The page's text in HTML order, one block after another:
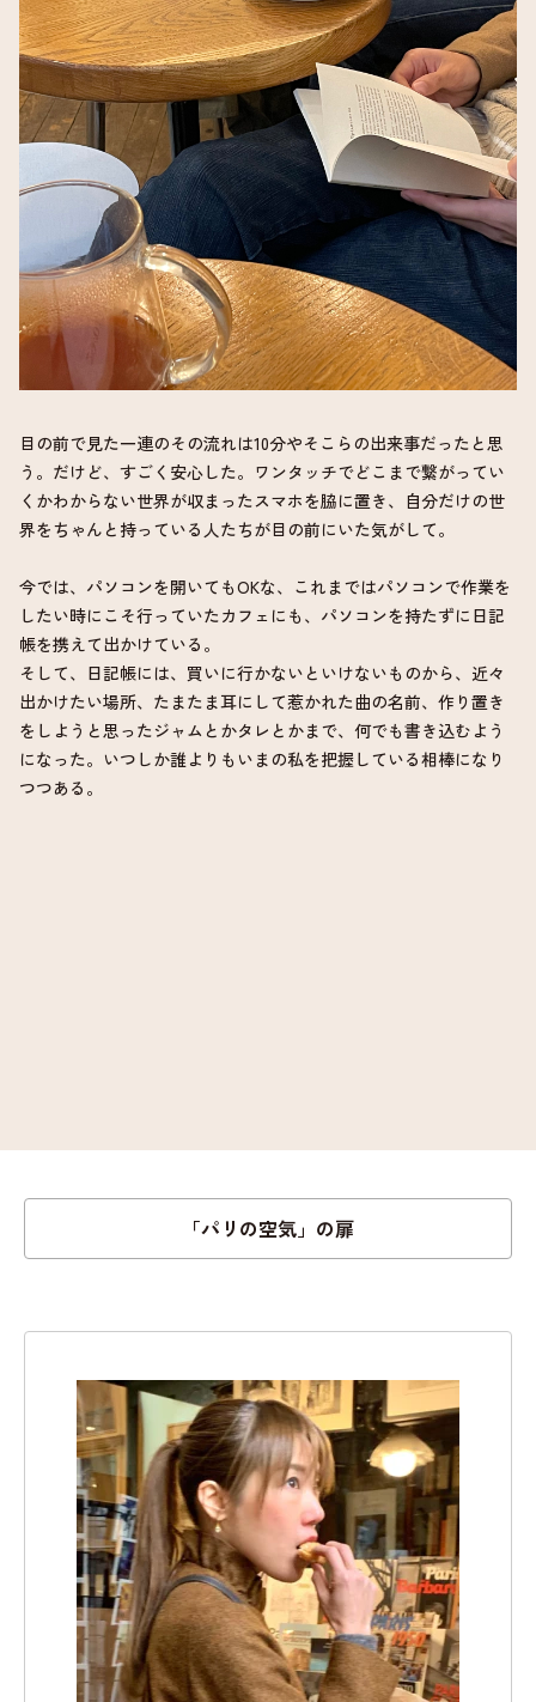
目の前で見た一連のその流れは10分やそこらの出来事だったと思
う。だけど、すごく安心した。ワンタッチでどこまで繋がってい
くかわからない世界が収まったスマホを脇に置き、自分だけの世
界をちゃんと持っている人たちが目の前にいた気がして。
今では、パソコンを開いてもOKな、これまではパソコンで作業を
したい時にこそ行っていたカフェにも、パソコンを持たずに日記
帳を携えて出かけている。
そして、日記帳には、買いに行かないといけないものから、近々
出かけたい場所、たまたま耳にして惹かれた曲の名前、作り置き
をしようと思ったジャムとかタレとかまで、何でも書き込むよう
になった。いつしか誰よりもいまの私を把握している相棒になり
つつある。
「パリの空気」の扉